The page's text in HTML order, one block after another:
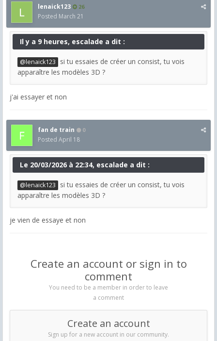
lenaick123 26
Posted March 21
Il y a 9 heures, escalade a dit :
@lenaick123
si tu essaies de créer un consist, tu vois
apparaître les modèles 3D ?
j'ai essayer et non
fan de train 0
Posted April 18
Le 20/03/2026 à 22:34, escalade a dit :
@lenaick123
si tu essaies de créer un consist, tu vois
apparaître les modèles 3D ?
je vien de essaye et non
Create an account or sign in to
comment
You need to be a member in order to leave
a comment
Create an account
Sign up for a new account in our community.